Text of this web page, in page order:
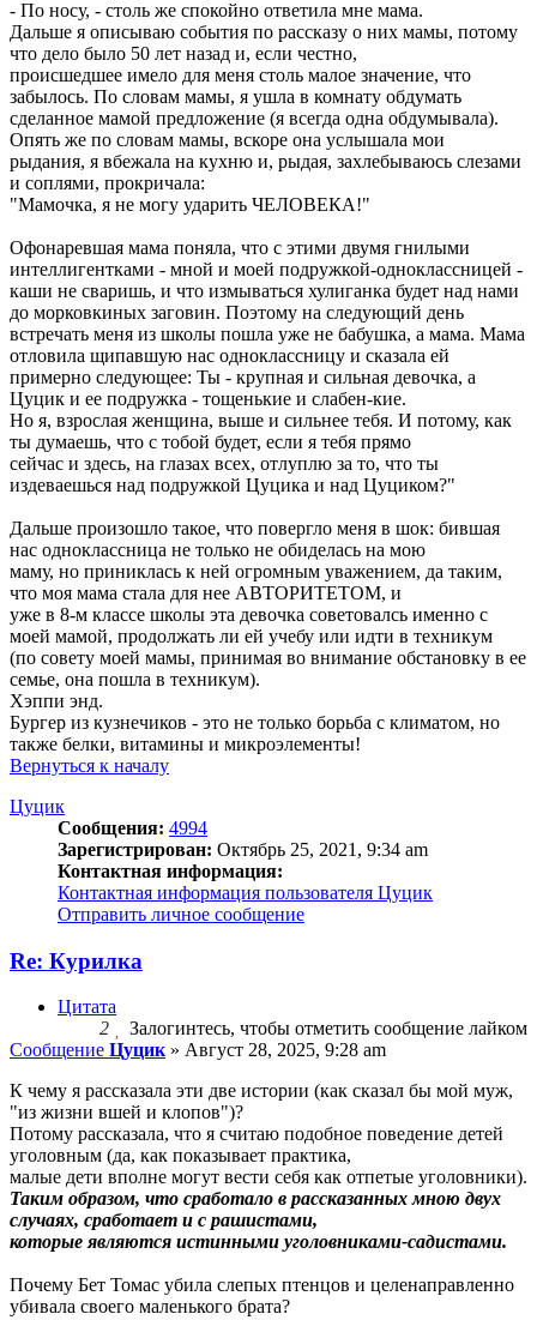
- По носу, - столь же спокойно ответила мне мама.
Дальше я описываю события по рассказу о них мамы, потому
что дело было 50 лет назад и, если честно,
происшедшее имело для меня столь малое значение, что
забылось. По словам мамы, я ушла в комнату обдумать
сделанное мамой предложение (я всегда одна обдумывала).
Опять же по словам мамы, вскоре она услышала мои
рыдания, я вбежала на кухню и, рыдая, захлебываюсь слезами
и соплями, прокричала:
"Мамочка, я не могу ударить ЧЕЛОВЕКА!"
Офонаревшая мама поняла, что с этими двумя гнилыми
интеллигентками - мной и моей подружкой-одноклассницей -
каши не сваришь, и что измываться хулиганка будет над нами
до морковкиных заговин. Поэтому на следующий день
встречать меня из школы пошла уже не бабушка, а мама. Мама
отловила щипавшую нас одноклассницу и сказала ей
примерно следующее: Ты - крупная и сильная девочка, а
Цуцик и ее подружка - тощенькие и слабен-кие.
Но я, взрослая женщина, выше и сильнее тебя. И потому, как
ты думаешь, что с тобой будет, если я тебя прямо
сейчас и здесь, на глазах всех, отлуплю за то, что ты
издеваешься над подружкой Цуцика и над Цуциком?"
Дальше произошло такое, что повергло меня в шок: бившая
нас одноклассница не только не обиделась на мою
маму, но приниклась к ней огромным уважением, да таким,
что моя мама стала для нее АВТОРИТЕТОМ, и
уже в 8-м классе школы эта девочка советовалсь именно с
моей мамой, продолжать ли ей учебу или идти в техникум
(по совету моей мамы, принимая во внимание обстановку в ее
семье, она пошла в техникум).
Хэппи энд.
Бургер из кузнечиков - это не только борьба с климатом, но
также белки, витамины и микроэлементы!
Вернуться к началу
Цуцик
Сообщения: 4994
Зарегистрирован: Октябрь 25, 2021, 9:34 am
Контактная информация:
Контактная информация пользователя Цуцик
Отправить личное сообщение
Re: Курилка
Цитата
2
Залогинтесь, чтобы отметить сообщение лайком
Сообщение Цуцик» Август 28, 2025, 9:28 am
К чему я рассказала эти две истории (как сказал бы мой муж,
"из жизни вшей и клопов")?
Потому рассказала, что я считаю подобное поведение детей
уголовным (да, как показывает практика,
малые дети вполне могут вести себя как отпетые уголовники).
Таким образом, что сработало в рассказанных мною двух
случаях, сработает и с рашистами,
которые являются истинными уголовниками-садистами.
Почему Бет Томас убила слепых птенцов и целенаправленно
убивала своего маленького брата?